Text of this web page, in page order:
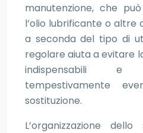
manutenzione, che
l’olio lubrificante o altre
a seconda del tipo di
regolare aiuta a evitare
indispensabili
tempestivamente
sostituzione.
L’organizzazione